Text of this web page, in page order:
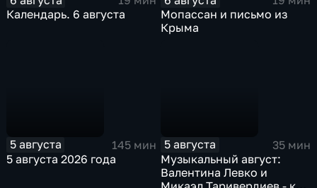
Календарь. 6 августа
Мопассан и письмо из
Крыма
5 августа
145 мин
5 августа 2026 года
5 августа
35 мин
Музыкальный август:
Валентина Левко и